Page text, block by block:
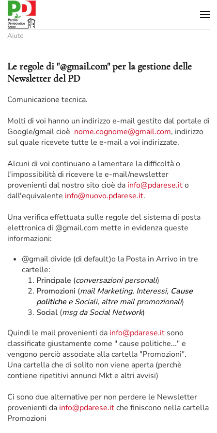
Skip to main content
Aiuto
Le regole di "@gmail.com" per la gestione delle
Newsletter del PD
Comunicazione tecnica.
Molti di voi hanno un indirizzo e-mail gestito dal portale di
Google/gmail cioè nome.cognome@gmail.com, indirizzo
sul quale ricevete tutte le e-mail a voi indirizzate.
Alcuni di voi continuano a lamentare la difficoltà o
l'impossibilità di ricevere le e-mail/newsletter
provenienti dal nostro sito cioè da info@pdarese.ito
dall'equivalente info@nuovo.pdarese.it.
Una verifica effettuata sulle regole del sistema di posta
elettronica di @gmail.com mette in evidenza queste
informazioni:
@gmail divide (di default)o la Posta in Arrivo in tre
cartelle:
Principale (conversazioni personali)
Promozioni (mail Marketing, Interessi, Cause
politichee Sociali, altre mail promozionali)
Social (msg da Social Network)
Quindi le mail provenienti da info@pdarese.it sono
classificate giustamente come " cause politiche..." e
vengono perciò associate alla cartella "Promozioni".
Una cartella che di solito non viene aperta (perchè
contiene ripetitivi annunci Mkt e altri avvisi)
Ci sono due alternative per non perdere le Newsletter
provenienti da info@pdarese.itche finiscono nella cartella
Promozioni